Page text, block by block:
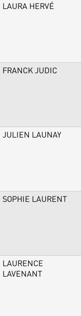
LAURA HERVÉ
FRANCK JUDIC
JULIEN LAUNAY
SOPHIE LAURENT
LAURENCE
LAVENANT